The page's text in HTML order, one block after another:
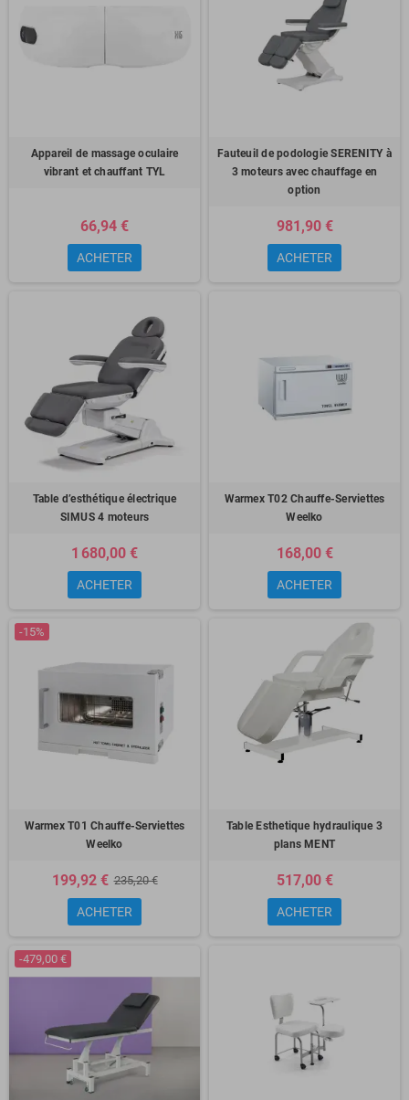
Appareil de massage oculaire
vibrant et chauffant TYL
66,94 €
ACHETER
Fauteuil de podologie SERENITY à
3 moteurs avec chauffage en
option
981,90 €
ACHETER
Table d’esthétique électrique
SIMUS 4 moteurs
1 680,00 €
ACHETER
Warmex T02 Chauffe-Serviettes
Weelko
168,00 €
ACHETER
-15%
Warmex T01 Chauffe-Serviettes
Weelko
199,92 € 235,20 €
ACHETER
Table Esthetique hydraulique 3
plans MENT
517,00 €
ACHETER
-479,00 €